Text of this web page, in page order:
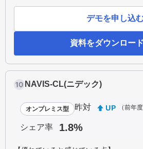
デモを申し込
資料をダウンロー
NAVIS-CL(ニデック)
オンプレミス型 昨対 （前年
シェア率 1.8%